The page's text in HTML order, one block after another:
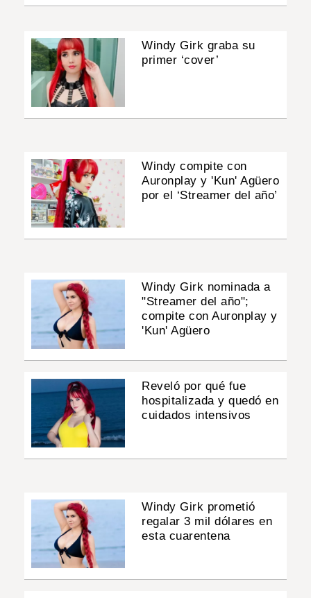
Windy Girk graba su
primer ‘cover’
Windy compite con
Auronplay y 'Kun' Agüero
por el ‘Streamer del año’
Windy Girk nominada a
"Streamer del año";
compite con Auronplay y
'Kun' Agüero
Reveló por qué fue
hospitalizada y quedó en
cuidados intensivos
Windy Girk prometió
regalar 3 mil dólares en
esta cuarentena